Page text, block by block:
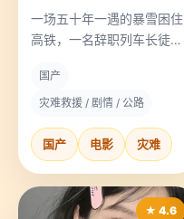
一场五十年一遇的暴雪困住
高铁，一名辞职列车长徒步
老人和孩子。
国产
灾难救援 / 剧情 / 公路
国产 电影 灾难
★ 4.6